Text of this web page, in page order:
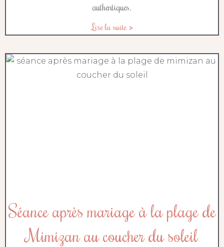
authentiques.
Lire la suite »
Séance après mariage à la plage de
Mimizan au coucher du soleil